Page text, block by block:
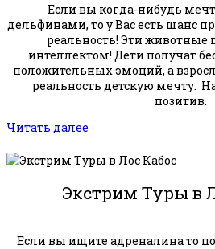
Если вы когда-нибудь
дельфинами, то у Вас есть шанс
реальность! Эти животные
интеллектом! Дети получат
положительных эмоций, а
реальность детскую мечту.
позитив.
Читать далее
Экстрим Туры в
Если вы ищите адреналина то